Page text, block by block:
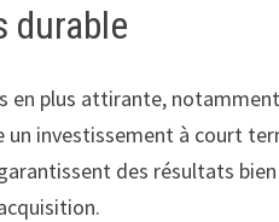
durable
en plus attirante,
investissement à court
des résultats